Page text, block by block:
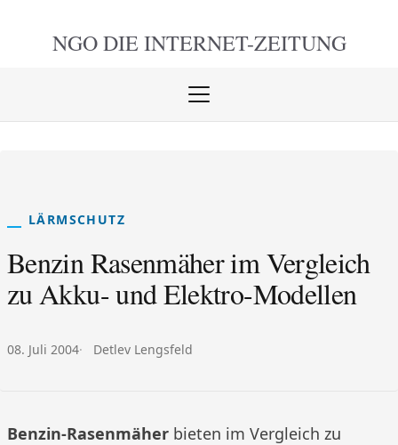
NGO DIE INTERNET-ZEITUNG
Menü
LÄRMSCHUTZ
Benzin Rasenmäher im Vergleich
zu Akku- und Elektro-Modellen
Veröffentlicht am:
08. Juli 2004 Autor:
Detlev Lengsfeld
Benzin-Rasenmäher bieten im Vergleich zu